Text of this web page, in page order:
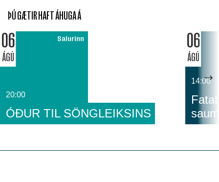
ÞÚ GÆTIR HAFT ÁHUGA Á
06
ÁGÚ
Salurinn
20:00
ÓÐUR TIL SÖNGLEIKSINS
06
ÁGÚ
14:00